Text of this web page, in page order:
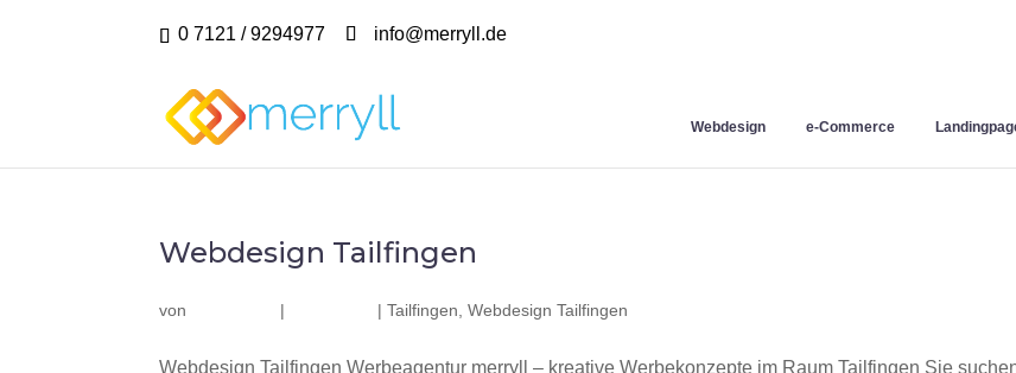
0 7121 / 9294977 info@merryll.de
Webdesign e-Commerce
Webdesign Tailfingen
von | |Tailfingen ,Webdesign Tailfingen
Webdesign Tailfingen Werbeagentur merryll – kreative Werbekonzepte im Raum Tailfingen Sie